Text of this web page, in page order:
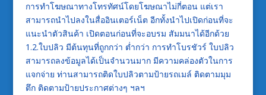
การทำโฆษณาทางโทรทัศน์โดยโฆษณาไม่กี่ตอน แต่เรา
สามารถนำไปลงในสื่ออินเตอร์เน็ต อีกทั้งนำไปเปิดก่อนที่จะ
แนะนำตัวสินค้า เปิดตอนก่อนที่จะอบรม สัมมนาได้อีกด้วย
1.2.ใบปลิว มีต้นทุนที่ถูกกว่า ต่ำกว่า การทำโบรชัวร์ ใบปลิว
สามารถลงข้อมูลได้เป็นจำนวนมาก มีความคล่องตัวในการ
แจกจ่าย ท่านสามารถติดใบปลิวตามป้ายรถเมล์ ติดตามมุม
ตึก ติดตามป้ายประกาศต่างๆ ฯลฯ